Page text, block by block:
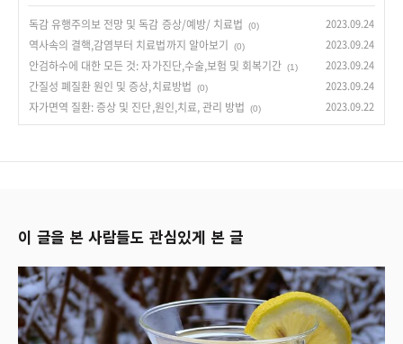
독감 유행주의보 전망 및 독감 증상/예방/ 치료법 (0) 2023.09.24
역사속의 결핵,감염부터 치료법까지 알아보기 (0) 2023.09.24
안검하수에 대한 모든 것: 자가진단,수술,보험 및 회복기간 (1) 2023.09.24
간질성 폐질환 원인 및 증상,치료방법 (0) 2023.09.24
자가면역 질환: 증상 및 진단,원인,치료, 관리 방법 (0) 2023.09.22
이 글을 본 사람들도 관심있게 본 글